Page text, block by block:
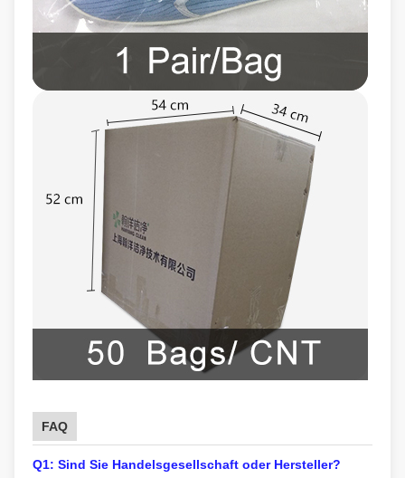
FAQ
Q1: Sind Sie Handelsgesellschaft oder Hersteller?